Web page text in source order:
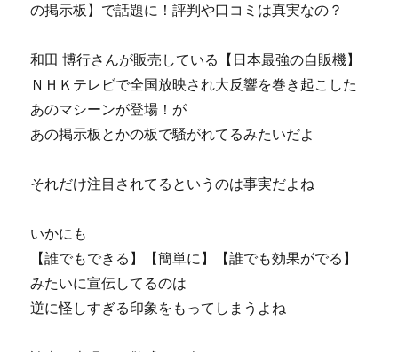
の掲示板】で話題に！評判や口コミは真実なの？
和田 博行さんが販売している【日本最強の自販機】
ＮＨＫテレビで全国放映され大反響を巻き起こした
あのマシーンが登場！が
あの掲示板とかの板で騒がれてるみたいだよ
それだけ注目されてるというのは事実だよね
いかにも
【誰でもできる】【簡単に】【誰でも効果がでる】
みたいに宣伝してるのは
逆に怪しすぎる印象をもってしまうよね